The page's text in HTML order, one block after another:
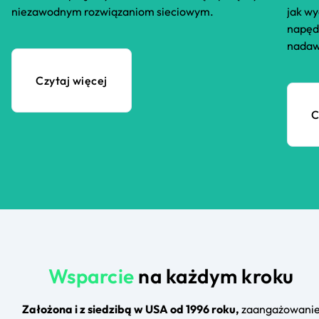
niezawodnym rozwiązaniom sieciowym.
Czytaj więcej
jak
Wsparcie na każdym kroku
Założona i z siedzibą w USA od 1996 roku,